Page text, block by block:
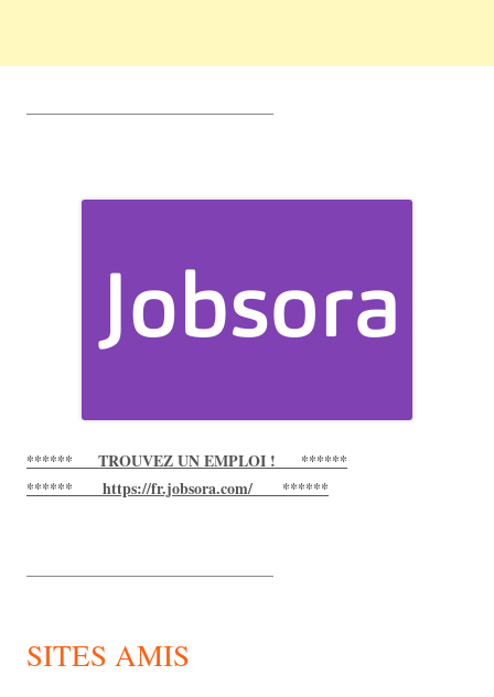
****** TROUVEZ UN EMPLOI ! ******
****** https://fr.jobsora.com/ ******
SITES AMIS